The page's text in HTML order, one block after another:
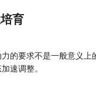
育
的要求不是一般意义
速调整。